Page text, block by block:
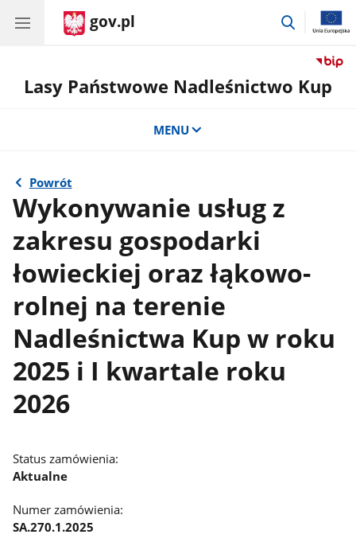
gov.pl
przejdź
Lasy Państwowe Nadleśnictwo Kup
MENU
Powrót
Wykonywanie usług z
zakresu gospodarki
łowieckiej oraz łąkowo-
rolnej na terenie
Nadleśnictwa Kup w roku
2025 i I kwartale roku
2026
Status zamówienia:
Aktualne
Numer zamówienia:
SA.270.1.2025